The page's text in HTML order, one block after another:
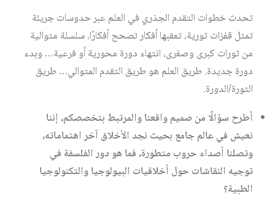
تحدث خطوات التقدم الجذري في العلم عبر حدوسات جريئة
تمثل قفزات ثورية، تعقبها أفكار تصحح أفكارًا، سلسلة متوالية
من ثورات كبرى وصغرى، انتهاء دورة محورية أو فرعية… وبدء
دورة جديدة. طريق العلم هو طريق التقدم المتوالي… طريق
الثورة/الدورة.
أطرح سؤالًا من صميم واقعنا والمرتبط بتخصصكم، إننا
نعيش في عالم جامع بحيث نجد الأخلاق آخر اهتماماته،
وتصلنا أصداء حروب متطورة، فما هو دور الفلسفة في
توجيه النقاشات حول أخلاقيات البيولوجيا والتكنولوجيا
الطبية؟